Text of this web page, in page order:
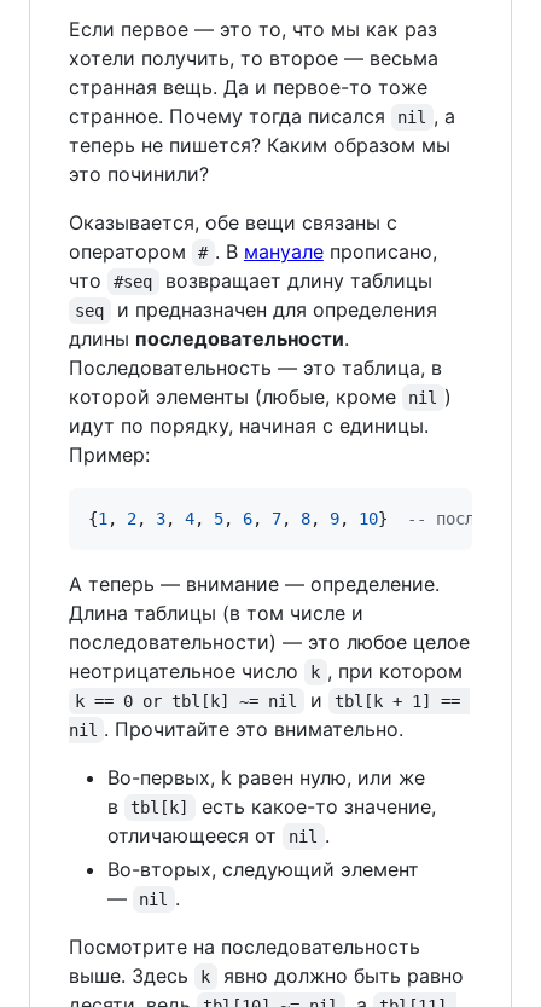
Если первое — это то, что мы как раз
хотели получить, то второе — весьма
странная вещь. Да и первое-то тоже
странное. Почему тогда писался
nil
, а
теперь не пишется? Каким образом мы
это починили?
Оказывается, обе вещи связаны с
оператором
# . В мануалепрописано,
что
#seq возвращает длину таблицы
seq
и предназначен для определения
длины последовательности.
Последовательность — это таблица, в
которой элементы (любые, кроме
nil
)
идут по порядку, начиная с единицы.
Пример:
{1 , 2, 3, 4, 5, 6, 7, 8, 9, 10} --
А теперь — внимание — определение.
Длина таблицы (в том числе и
последовательности) — это любое целое
неотрицательное число
k , при котором
k == 0 or tbl[k] ~= nil и
tbl[k + 1] ==
nil . Прочитайте это внимательно.
Во-первых, k равен нулю, или же
в
tbl[k]
есть какое-то значение,
отличающееся от
nil
.
Во-вторых, следующий элемент
—
nil
.
Посмотрите на последовательность
выше. Здесь
k
явно должно быть равно